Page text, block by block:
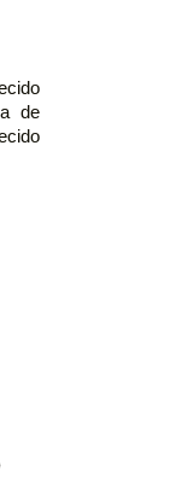
de